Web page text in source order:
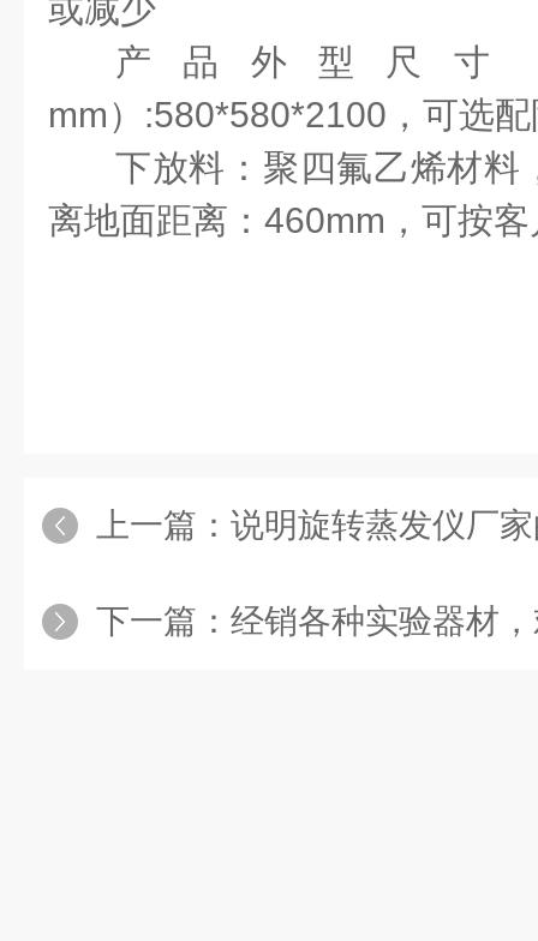
或减少
产品外型尺
mm）:580*580*2100，可选
下放料：聚四氟乙烯材料
离地面距离：460mm，可按
上一篇： 说明旋转蒸发仪厂
下一篇： 经销各种实验器材，欢迎新老